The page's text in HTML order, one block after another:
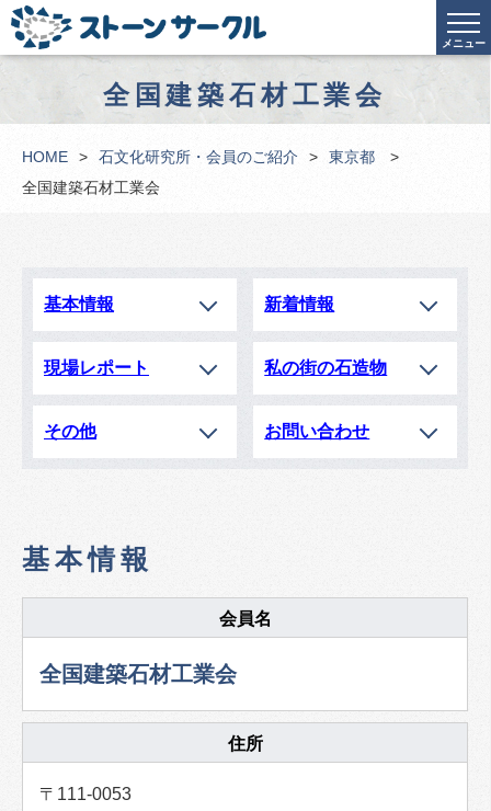
メニュー
全国建築石材工業会
HOME 石文化研究所・会員のご紹介
東京都
全国建築石材工業会
基本情報 新着情報
現場レポート 私の街の石造物
その他 お問い合わせ
基本情報
会員名
全国建築石材工業会
住所
〒111-0053